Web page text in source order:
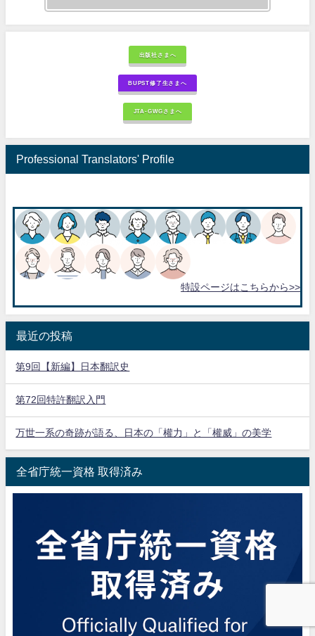
出版社さまへ
BUPST修了生さまへ
JTA-GWGさまへ
Professional Translators' Profile
特設ページはこちらから>>
最近の投稿
第9回【新編】日本翻訳史
第72回特許翻訳入門
万世一系の奇跡が語る、日本の「權力」と「權威」の美学
全省庁統一資格 取得済み